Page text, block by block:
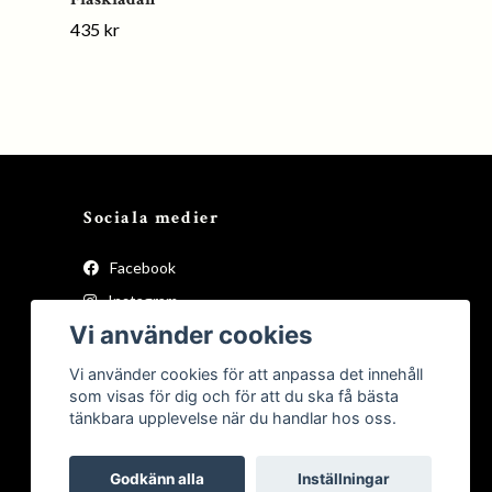
435 kr
Sociala medier
Facebook
Instagram
Vi använder cookies
Vi använder cookies för att anpassa det innehåll
som visas för dig och för att du ska få bästa
tänkbara upplevelse när du handlar hos oss.
Godkänn alla Inställningar